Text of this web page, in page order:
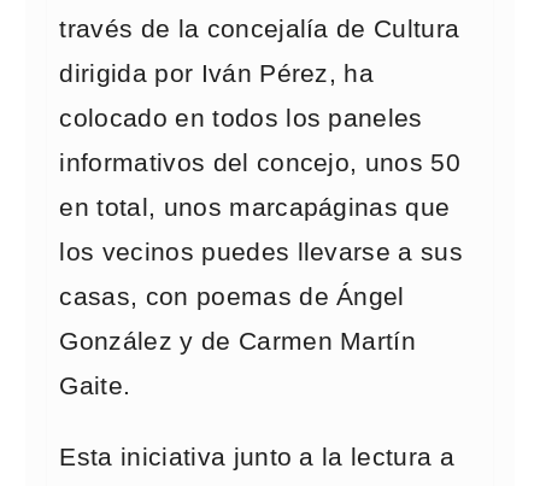
través de la concejalía de Cultura
dirigida por Iván Pérez, ha
colocado en todos los paneles
informativos del concejo, unos 50
en total, unos marcapáginas que
los vecinos puedes llevarse a sus
casas, con poemas de Ángel
González y de Carmen Martín
Gaite.
Esta iniciativa junto a la lectura a